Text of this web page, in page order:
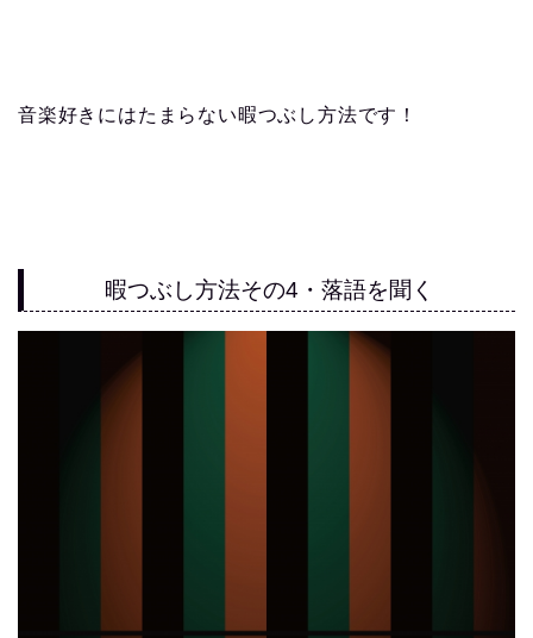
音楽好きにはたまらない暇つぶし方法です！
暇つぶし方法その4・落語を聞く